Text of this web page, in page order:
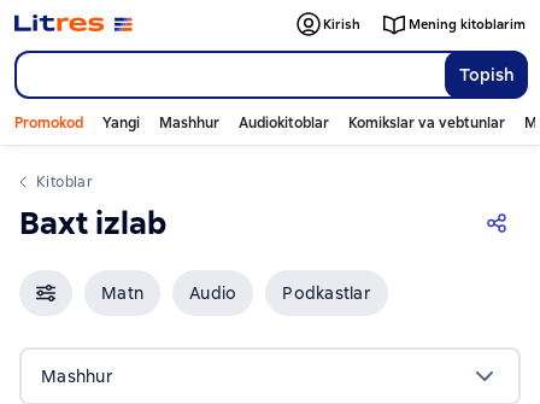
Topish
Kirish Mening kitoblarim
Promokod Yangi Mashhur Audiokitoblar Komikslar va vebtunlar
Kitoblar
Baxt izlab
Matn Audio Podkastlar
Mashhur